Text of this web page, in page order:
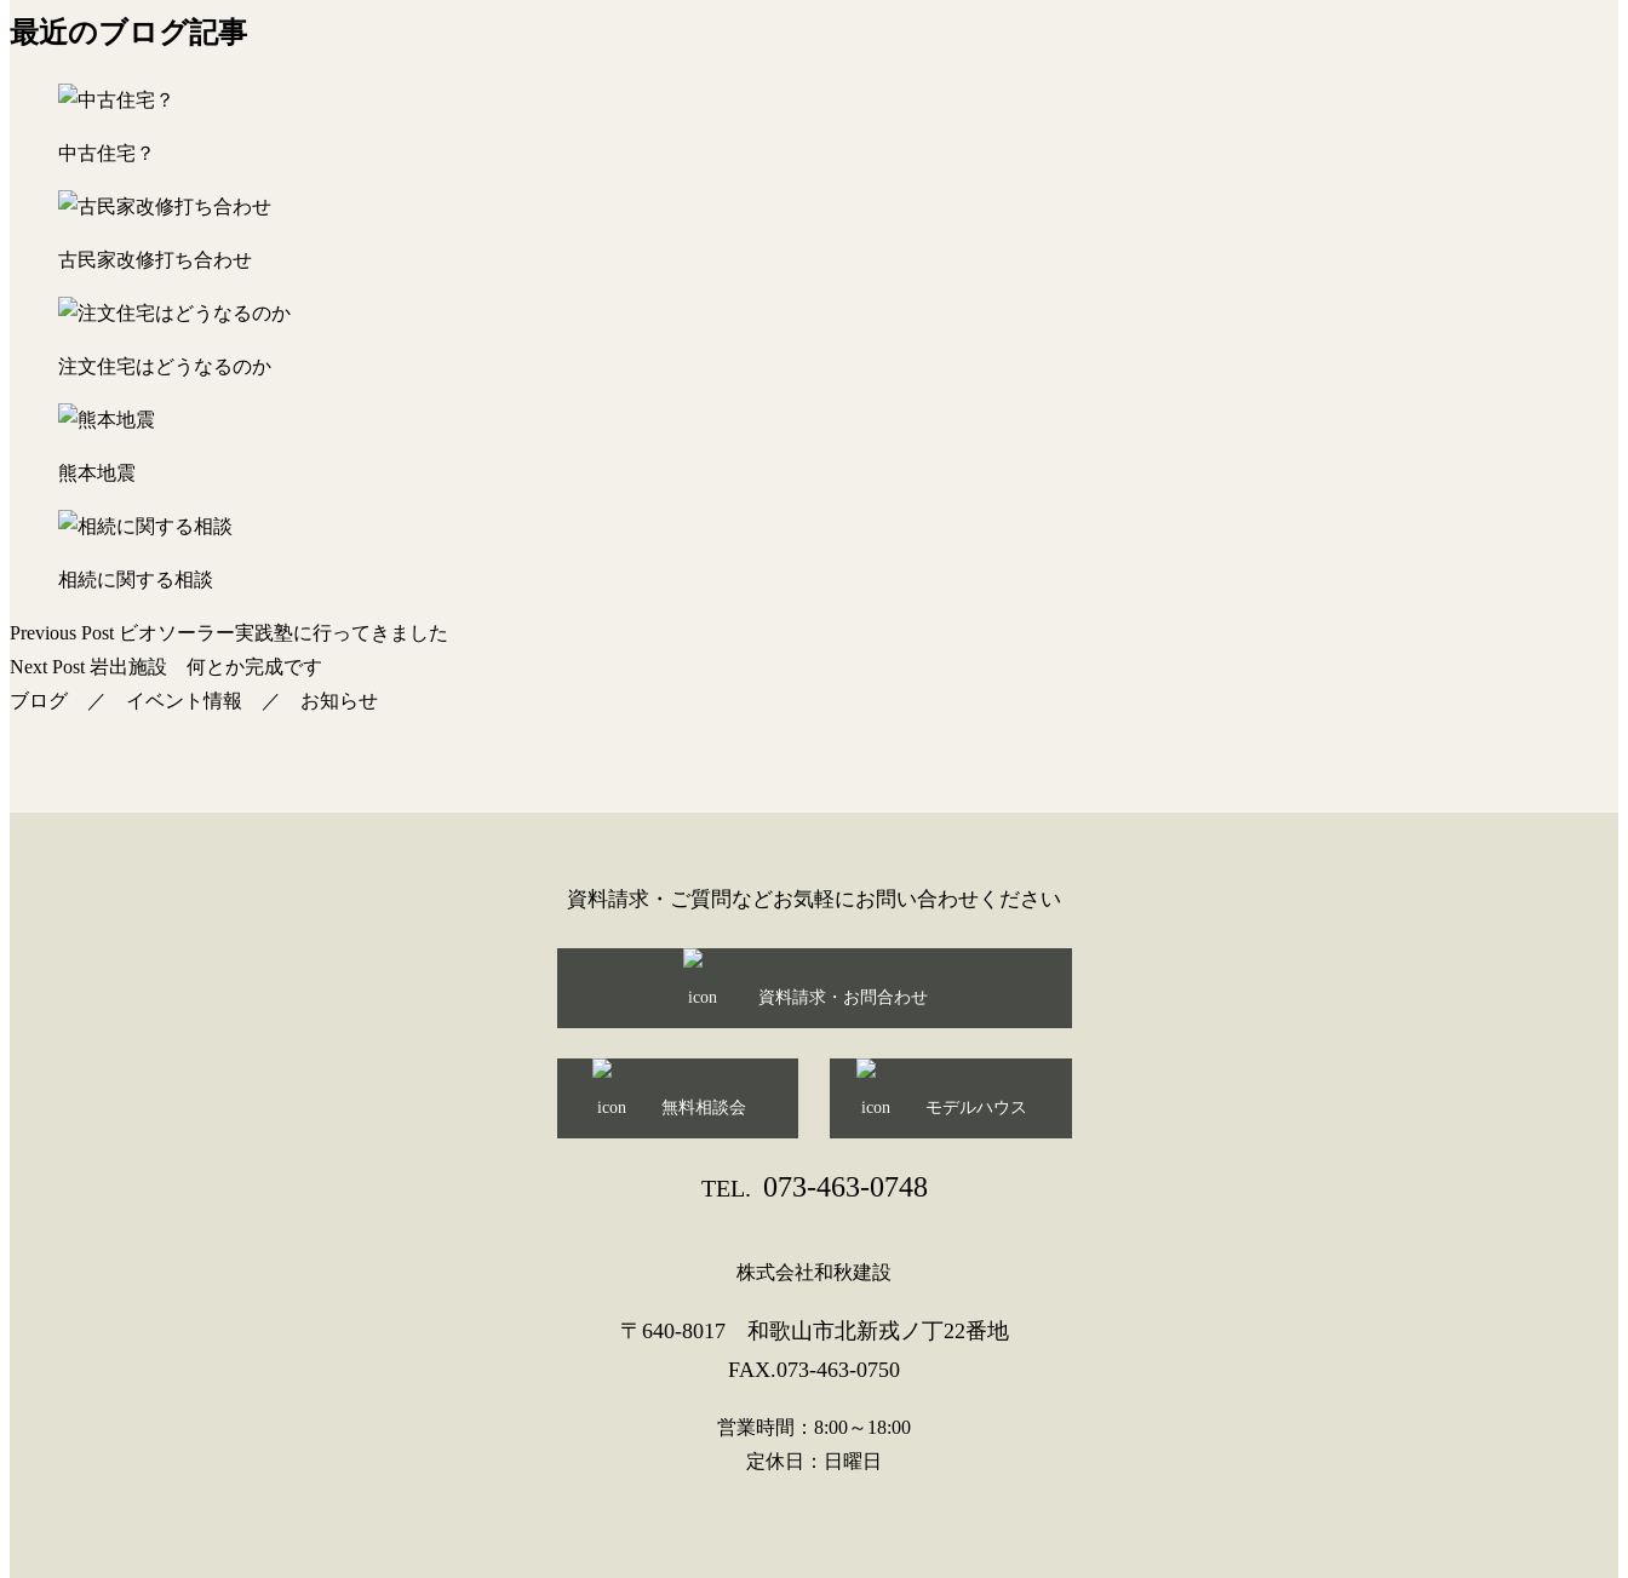
最近のブログ記事
中古住宅？
古民家改修打ち合わせ
注文住宅はどうなるのか
熊本地震
相続に関する相談
投
稿
Previous Post ビオソーラー実践塾に行ってきました
Next Post 岩出施設 何とか完成です
ブログ ／ イベント情報 ／ お知らせ
資料請求・ご質問などお気軽にお問い合わせください
資料請求・お問合わせ
無料相談会 モデルハウス
TEL. 073-463-0748
株式会社和秋建設
〒640-8017 和歌山市北新戎ノ丁22番地
FAX.073-463-0750
営業時間：8:00～18:00
定休日：日曜日